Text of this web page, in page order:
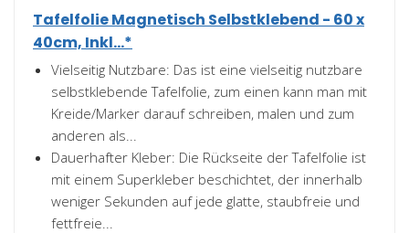
Tafelfolie Magnetisch Selbstklebend - 60 x
40cm, Inkl...*
Vielseitig Nutzbare: Das ist eine vielseitig nutzbare
selbstklebende Tafelfolie, zum einen kann man mit
Kreide/Marker darauf schreiben, malen und zum
anderen als...
Dauerhafter Kleber: Die Rückseite der Tafelfolie ist
mit einem Superkleber beschichtet, der innerhalb
weniger Sekunden auf jede glatte, staubfreie und
fettfreie...